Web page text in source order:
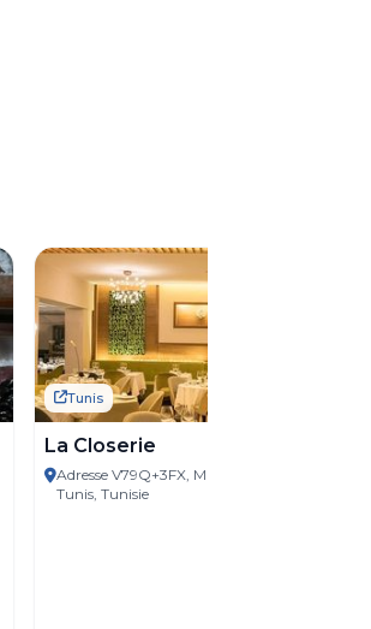
Tunis
La Closerie
Adresse V79Q+3FX, Marsa, Gouvernorat de
Tunis, Tunisie